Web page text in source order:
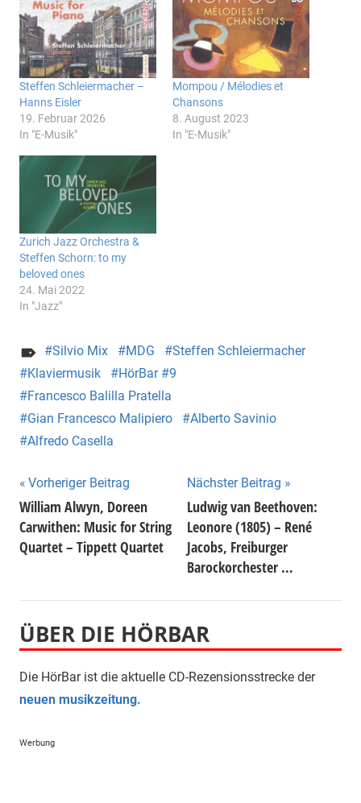
Steffen Schleiermacher –
Hanns Eisler
19. Februar 2026
In "E-Musik"
Mompou / Mélodies et
Chansons
8. August 2023
In "E-Musik"
Zurich Jazz Orchestra &
Steffen Schorn: to my
beloved ones
24. Mai 2022
In "Jazz"
Silvio Mix MDG
Steffen Schleiermacher
Klaviermusik
HörBar #9
Francesco Balilla Pratella
Gian Francesco Malipiero
Alberto Savinio
Alfredo Casella
Beitragsnavigation
Vorheriger Beitrag
William Alwyn, Doreen
Carwithen: Music for String
Quartet – Tippett Quartet
Nächster Beitrag
Ludwig van Beethoven:
Leonore (1805) – René
Jacobs, Freiburger
Barockorchester …
ÜBER DIE HÖRBAR
Die HörBar ist die aktuelle CD-Rezensionsstrecke der
neuen musikzeitung.
Werbung